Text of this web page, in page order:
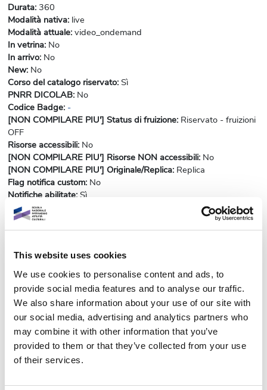
This website uses cookies
We use cookies to personalise content and ads, to
provide social media features and to analyse our traffic.
We also share information about your use of our site with
our social media, advertising and analytics partners who
may combine it with other information that you’ve
provided to them or that they’ve collected from your use
of their services.
Durata: 360
Modalità nativa: live
Modalità attuale: video_ondemand
In vetrina: No
In arrivo: No
New: No
Corso del catalogo riservato: Sì
PNRR DICOLAB: No
Codice Badge: -
[NON COMPILARE PIU'] Status di fruizione: Riservato - fruizioni
OFF
Risorse accessibili: No
[NON COMPILARE PIU'] Risorse NON accessibili: No
[NON COMPILARE PIU'] Originale/Replica: Replica
Flag notifica custom: No
Notifiche abilitate: Sì
Ha il certificato?
Attiva barra completamento custom?
Visualizza Progressbar:No
MODULO Comunicazione e mediazione (II edizione)
>> Nei giorni in cui i nostri istituti sono stati chiusi a causa della
pandemia, si è reso necessario trovare modi, forme e spazi per
mantenere viva la relazione tra cittadini e patrimonio culturale.
Una grande palestra per tutti che ha reso ormai
improcrastinabile l’esigenza di disegnare nuove strategie e
acquisire competenze per operare nello scenario che si aprirà
quando i visitatori torneranno a frequentare le sale dei musei e i
nostri monumenti